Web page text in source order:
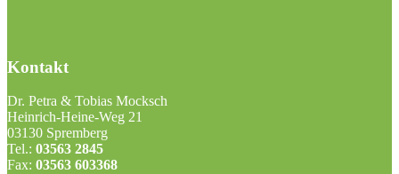
Kontakt
Dr. Petra & Tobias Mocksch
Heinrich-Heine-Weg 21
03130 Spremberg
Tel.: 03563 2845
Fax: 03563 603368